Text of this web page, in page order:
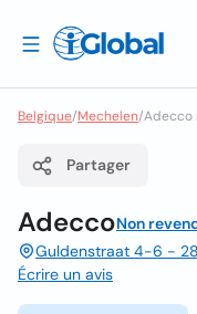
Belgique/Mechelen/Adecco
Partager
AdeccoNon
Guldenstraat 4-6 -
Écrire un avis